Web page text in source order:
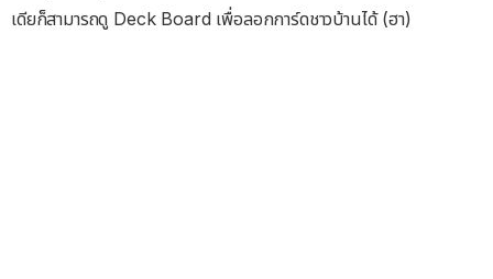
เดียก็สามารถดู Deck Board เพื่อลอกการ์ดชาวบ้านได้ (ฮา)